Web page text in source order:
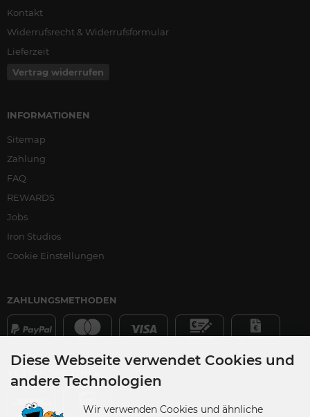
Kontakt
Widerrufsrecht & Widerrufsformular
Lieferzeit
Vertrag widerrufen
INFORMATIONEN
Sitemap
Zahlung
FAQ
REWARDS
Jobs
Iron Studios
Cookie Einstellungen
ZAHLUNGSMETHODEN
VERSANDPARTNER
Diese Webseite verwendet Cookies und
andere Technologien
Wir verwenden Cookies und ähnliche